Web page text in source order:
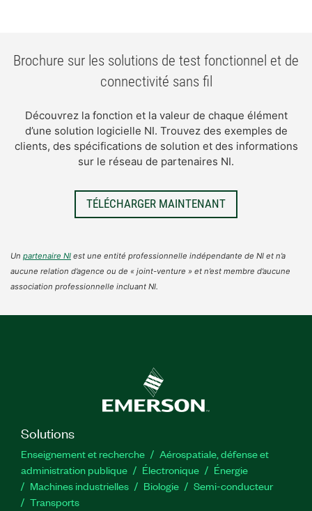
Brochure sur les solutions de test fonctionnel et de
connectivité sans fil
Découvrez la fonction et la valeur de chaque élément
d’une solution logicielle NI. Trouvez des exemples de
clients, des spécifications de solution et des informations
sur le réseau de partenaires NI.
TÉLÉCHARGER MAINTENANT
Un partenaire NI est une entité professionnelle indépendante de NI et n’a
aucune relation d’agence ou de « joint-venture » et n’est membre d’aucune
association professionnelle incluant NI.
Solutions
Enseignement et recherche
Aérospatiale, défense et
administration publique
Électronique
Énergie​
Machines industrielles
Biologie
Semi-conducteur
Transports